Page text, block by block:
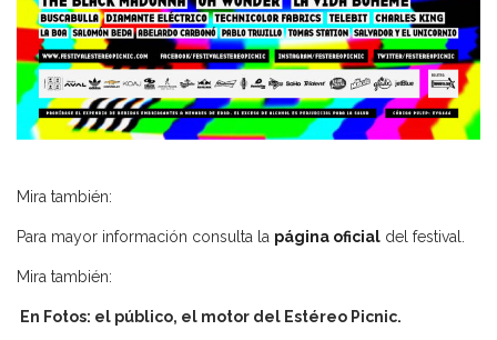
Mira también:
Para mayor información consulta la página oficial del festival.
Mira también:
En Fotos: el público, el motor del Estéreo Picnic.